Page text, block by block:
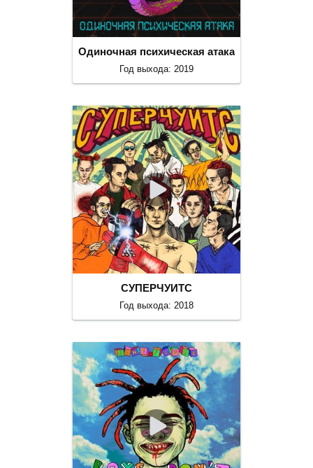
Одиночная психическая атака
Год выхода: 2019
СУПЕРЧУИТС
Год выхода: 2018